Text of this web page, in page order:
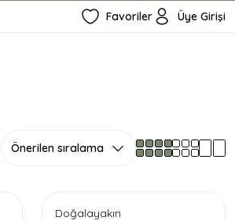
Favoriler Üye Girişi
Doğalayakın